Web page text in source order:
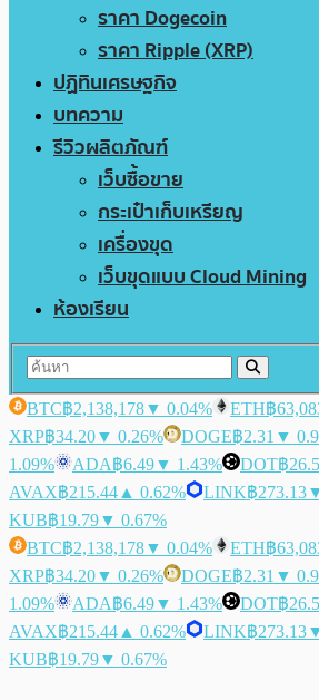
ราคา Dogecoin
ราคา Ripple (XRP)
ปฏิทินเศรษฐกิจ
บทความ
รีวิวผลิตภัณฑ์
เว็บซื้อขาย
กระเป๋าเก็บเหรียญ
เครื่องขุด
เว็บขุดแบบ Cloud Mining
ห้องเรียน
BTC฿2,138,178▼ 0.04% ETH฿
XRP฿34.20▼ 0.26% DOGE฿2.31 ▼
1.09%
ADA฿6.49▼ 1.43% DOT฿
AVAX฿215.44 ▲ 0.62% LINK฿273.13
KUB฿19.79▼ 0.67%
BTC฿2,138,178▼ 0.04% ETH฿
XRP฿34.20▼ 0.26% DOGE฿2.31 ▼
1.09%
ADA฿6.49▼ 1.43% DOT฿
AVAX฿215.44 ▲ 0.62% LINK฿273.13
KUB฿19.79▼ 0.67%